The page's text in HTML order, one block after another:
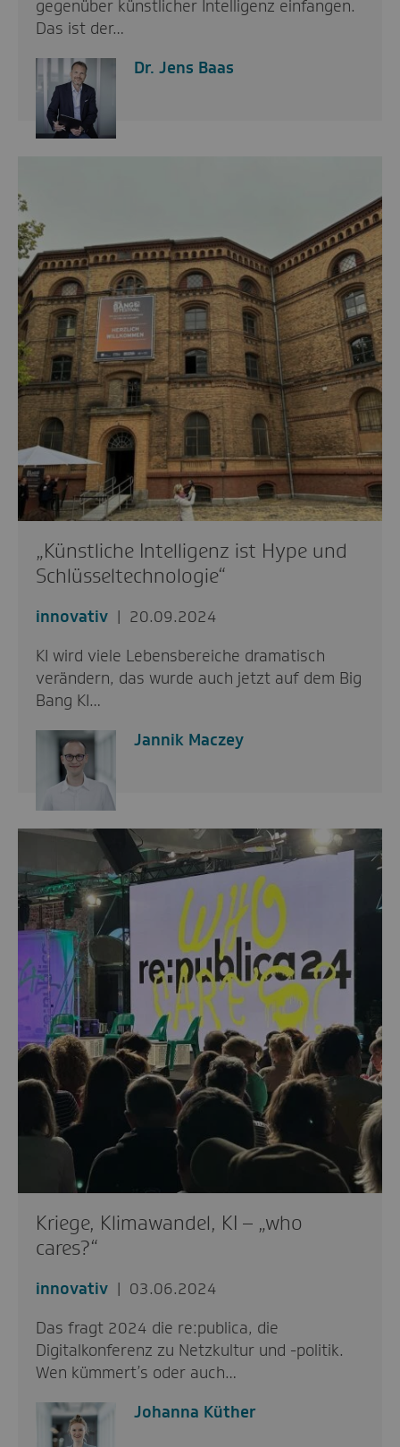
gegenüber künstlicher Intelligenz einfangen.
Das ist der…
Dr. Jens Baas
„Künstliche Intelligenz ist Hype und
Schlüsseltechnologie“
innovativ
20.09.2024
KI wird viele Lebensbereiche dramatisch
verändern, das wurde auch jetzt auf dem Big
Bang KI…
Jannik Maczey
Kriege, Klimawandel, KI – „who
cares?“
innovativ
03.06.2024
Das fragt 2024 die re:publica, die
Digitalkonferenz zu Netzkultur und -politik.
Wen kümmert’s oder auch…
Johanna Küther